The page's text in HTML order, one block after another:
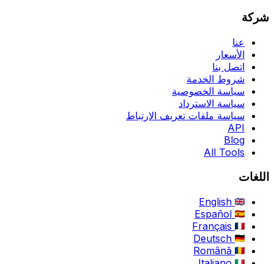
شركة
عنا
الأسعار
اتصل بنا
شروط الخدمة
سياسة الخصوصية
سياسة الاسترداد
سياسة ملفات تعريف الارتباط
API
Blog
All Tools
اللغات